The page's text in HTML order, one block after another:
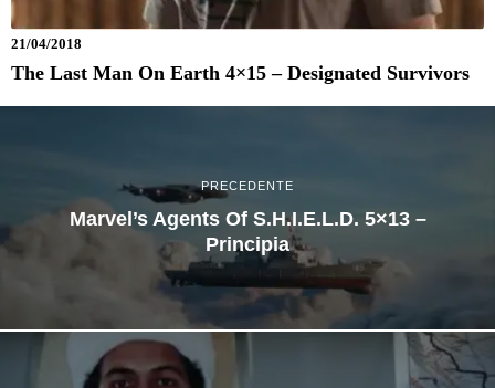
21/04/2018
The Last Man On Earth 4×15 – Designated Survivors
PRECEDENTE
Marvel’s Agents Of S.H.I.E.L.D. 5×13 –
Principia